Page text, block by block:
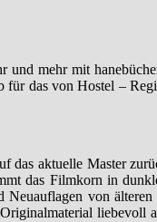
mehr mit
das von Hostel –
aktuelle Master
das Filmkorn in
von
liebevoll